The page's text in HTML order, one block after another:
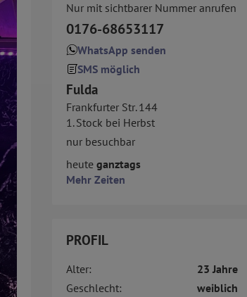
Nur mit sichtbarer Nummer anrufen
0176-68653117
WhatsApp senden
SMS möglich
Fulda
Frankfurter Str. 144
1. Stock bei Herbst
nur besuchbar
heute ganztags
Mehr Zeiten
PROFIL
Alter:
23 Jahre
Geschlecht:
weiblich